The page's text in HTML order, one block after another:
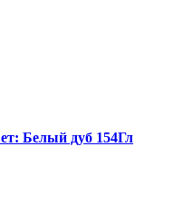
Белый дуб 154Гл